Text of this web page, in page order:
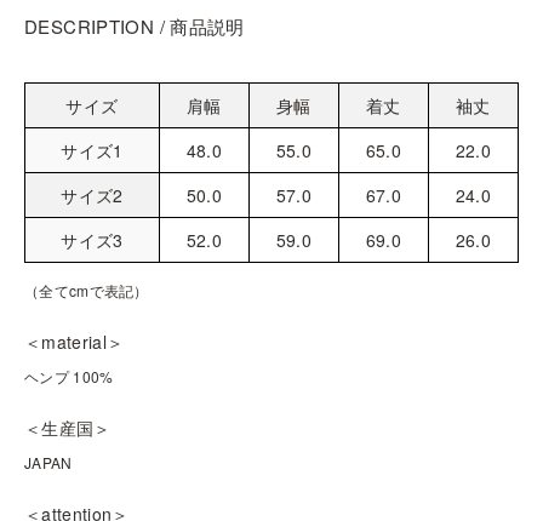
DESCRIPTION / 商品説明
サイズ 肩幅 身幅 着丈
袖丈
サイズ1
48.0 55.0 65.0
22.0
サイズ2
50.0 57.0 67.0
24.0
サイズ3
52.0 59.0 69.0 26.0
（全てcmで表記）
＜material＞
ヘンプ 100%
＜生産国＞
JAPAN
＜attention＞